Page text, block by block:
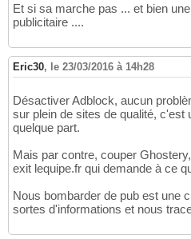
Et si sa marche pas ... et bien
publicitaire ....
Eric30, le 23/03/2016 à 14h28
Désactiver Adblock, aucun
sur plein de sites de qualité, c'est
quelque part.
Mais par contre, couper
exit lequipe.fr qui demande à ce
Nous bombarder de pub est une
sortes d'informations et nous